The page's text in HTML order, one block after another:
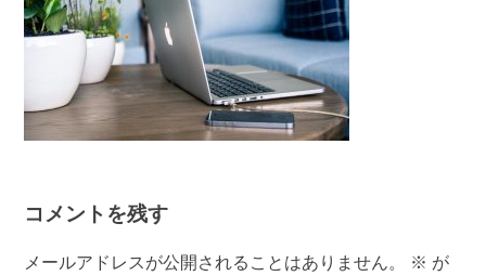
コメントを残す
メールアドレスが公開されることはありません。 ※ が